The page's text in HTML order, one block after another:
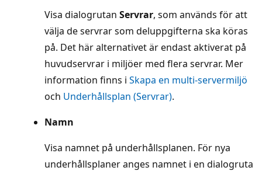
Visa dialogrutan Servrar, som används för att
välja de servrar som deluppgifterna ska köras
på. Det här alternativet är endast aktiverat på
huvudservrar i miljöer med flera servrar. Mer
information finns i Skapa en multi-servermiljö
och Underhållsplan (Servrar).
Namn
Visa namnet på underhållsplanen. För nya
underhållsplaner anges namnet i en dialogruta